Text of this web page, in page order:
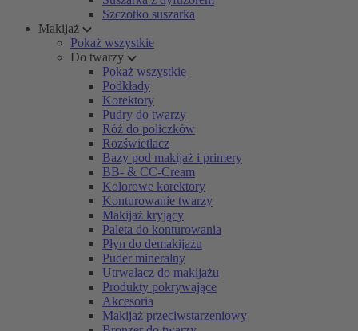
Szczotko suszarka
Makijaż
Pokaż wszystkie
Do twarzy
Pokaż wszystkie
Podkłady
Korektory
Pudry do twarzy
Róż do policzków
Rozświetlacz
Bazy pod makijaż i primery
BB- & CC-Cream
Kolorowe korektory
Konturowanie twarzy
Makijaż kryjący
Paleta do konturowania
Płyn do demakijażu
Puder mineralny
Utrwalacz do makijażu
Produkty pokrywające
Akcesoria
Makijaż przeciwstarzeniowy